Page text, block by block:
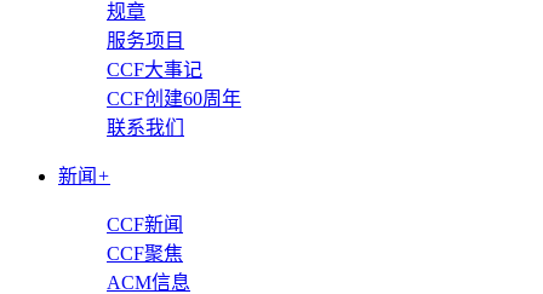
规章
服务项目
CCF大事记
CCF创建60周年
联系我们
新闻 +
CCF新闻
CCF聚焦
ACM信息